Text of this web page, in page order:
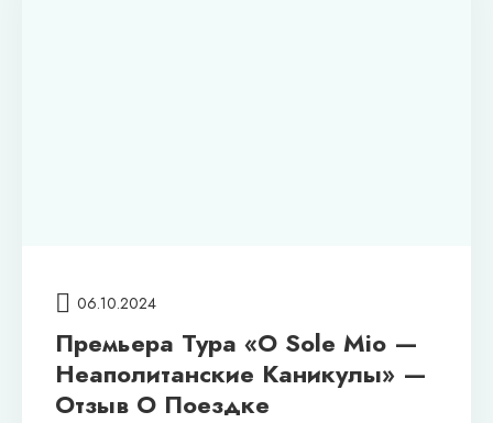
06.10.2024
Премьера Тура «O Sole Mio —
Неаполитанские Каникулы» —
Отзыв О Поездке